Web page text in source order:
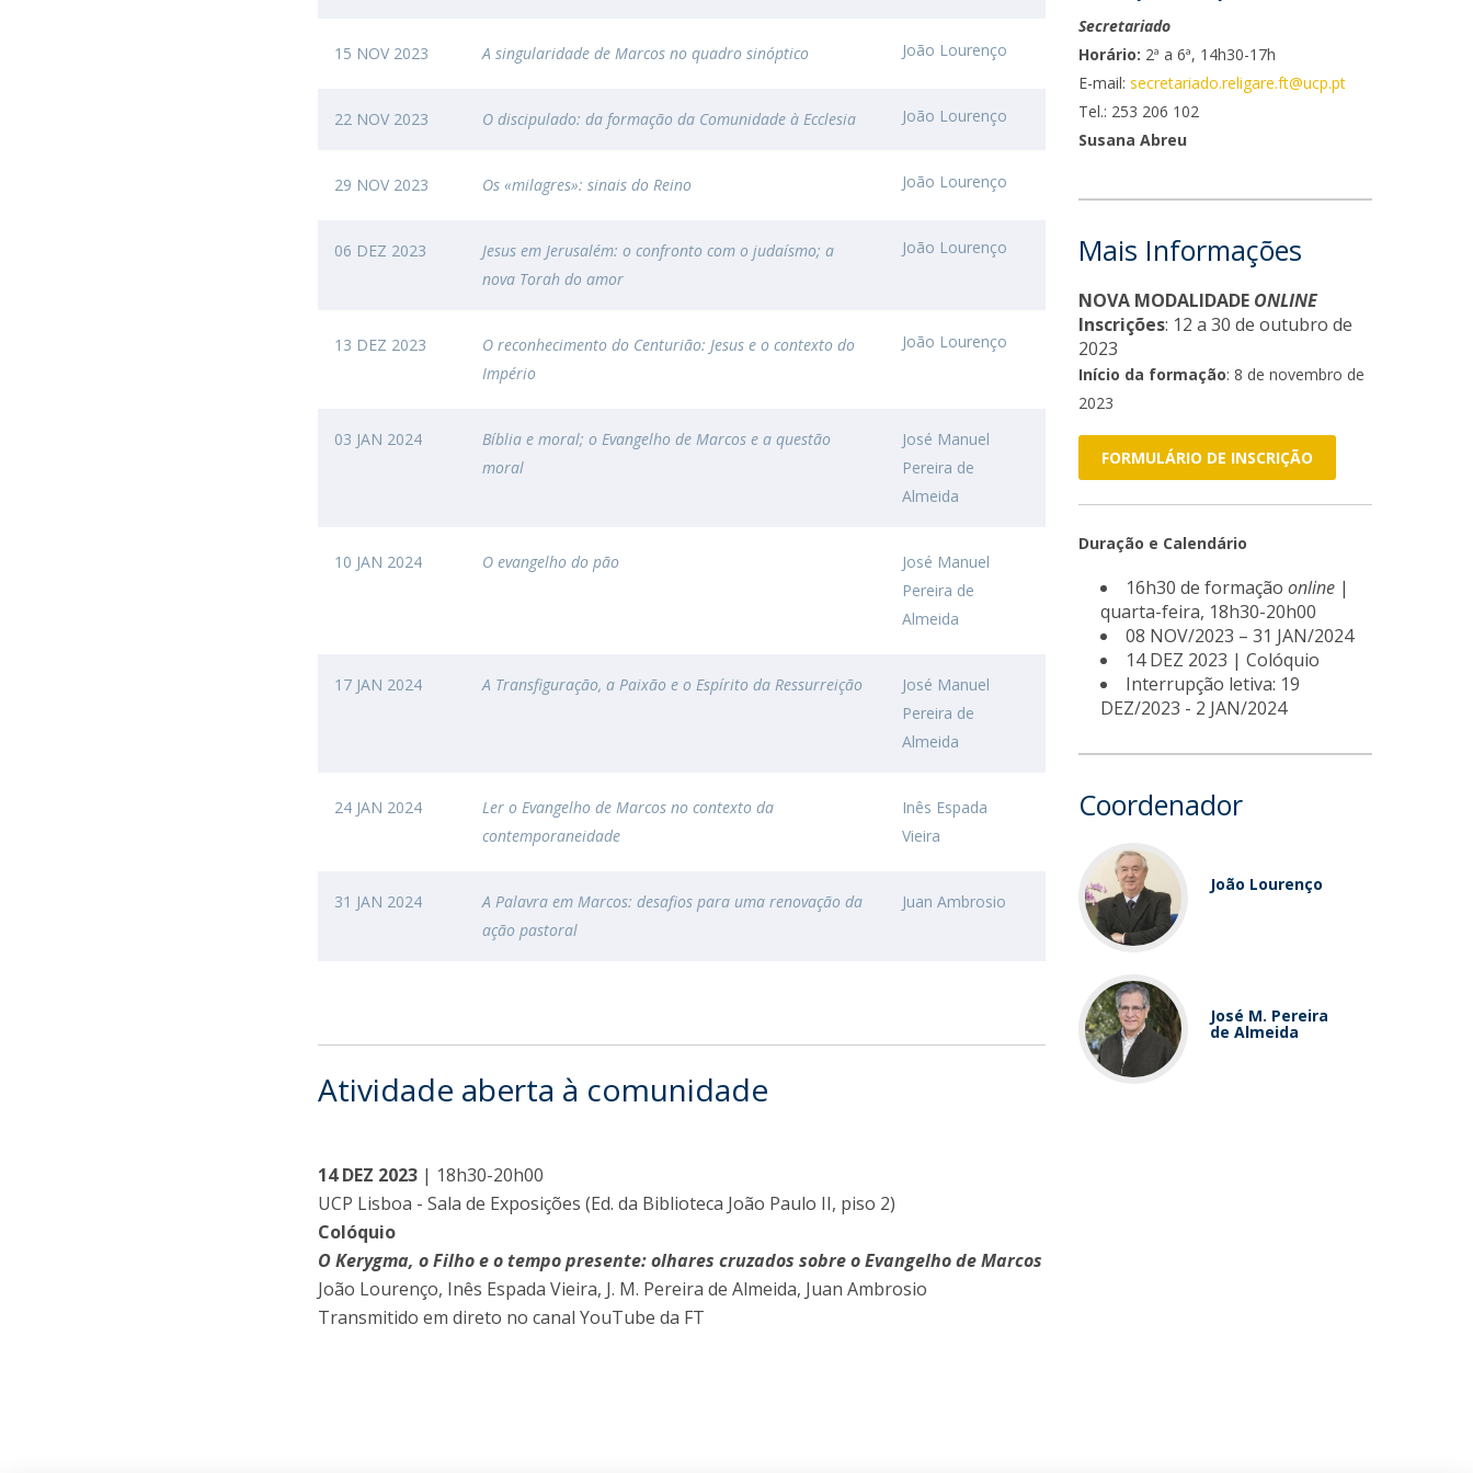
Programa Interuniversitário de Doutoramento em
15 NOV 2023 A singularidade de Marcos no quadro sinóptico João Lourenço
22 NOV 2023 O discipulado: da formação da Comunidade à Ecclesia João Lourenço
29 NOV 2023 Os «milagres»: sinais do Reino João Lourenço
06 DEZ 2023
Jesus em Jerusalém: o confronto com o judaísmo; a
nova Torah do amor
João Lourenço
13 DEZ 2023
O reconhecimento do Centurião: Jesus e o contexto do
Império
João Lourenço
03 JAN 2024
Bíblia e moral; o Evangelho de Marcos e a questão
moral
José Manuel
Pereira de
Almeida
10 JAN 2024 O evangelho do pão
José Manuel
Pereira de
Almeida
17 JAN 2024 A Transfiguração, a Paixão e o Espírito da Ressurreição
José Manuel
Pereira de
Almeida
24 JAN 2024
Ler o Evangelho de Marcos no contexto da
contemporaneidade
Inês Espada
Vieira
31 JAN 2024
A Palavra em Marcos: desafios para uma renovação da
ação pastoral
Juan Ambrosio
Atividade aberta à comunidade
14 DEZ 2023 | 18h30-20h00
UCP Lisboa - Sala de Exposições (Ed. da Biblioteca João Paulo II, piso 2)
Colóquio
O Kerygma, o Filho e o tempo presente: olhares cruzados sobre o Evangelho de Marcos
João Lourenço, Inês Espada Vieira, J. M. Pereira de Almeida, Juan Ambrosio
Transmitido em direto no canal YouTube da FT
Secretariado
Horário: 2ª a 6ª, 14h30-17h
E-mail:secretariado.religare.ft@ucp.pt
Tel.: 253 206 102
Susana Abreu
Mais Informações
NOVA MODALIDADE ONLINE
Inscrições: 12 a 30 de outubro de
2023
Início da formação: 8 de novembro de
2023
FORMULÁRIO DE INSCRIÇÃO
Duração e Calendário
16h30 de formaçãoonline |
quarta-feira, 18h30-20h00
08 NOV/2023 – 31 JAN/2024
14 DEZ 2023 | Colóquio
Interrupção letiva: 19
DEZ/2023 - 2 JAN/2024
Coordenador
João Lourenço
José M. Pereira
de Almeida